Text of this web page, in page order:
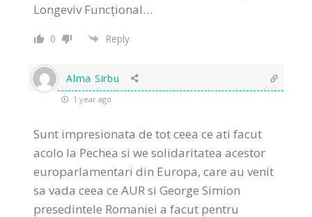
Longeviv Funcțional…
0 Reply
Alma Sirbu
1 year ago
Sunt impresionata de tot ceea ce ati facut
acolo la Pechea si we solidaritatea acestor
europarlamentari din Europa, care au venit
sa vada ceea ce AUR si George Simion
presedintele Romaniei a facut pentru